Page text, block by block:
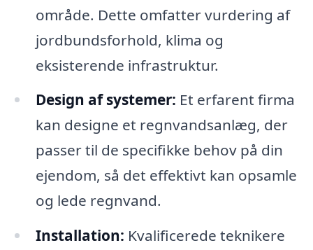
område. Dette omfatter vurdering af
jordbundsforhold, klima og
eksisterende infrastruktur.
Design af systemer: Et erfarent firma
kan designe et regnvandsanlæg, der
passer til de specifikke behov på din
ejendom, så det effektivt kan opsamle
og lede regnvand.
Installation: Kvalificerede teknikere